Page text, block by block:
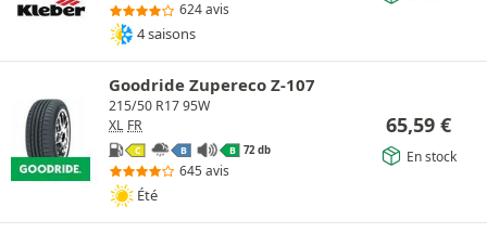
624 avis
4 saisons
Goodride Zupereco Z-107
215/50 R17 95W
XL FR
C B B 72 db
645 avis
Été
65,59 €
En stock